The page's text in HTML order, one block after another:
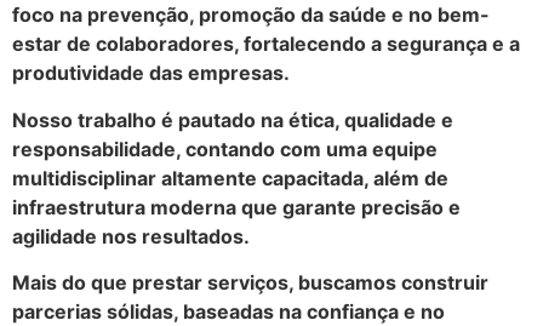
foco na prevenção, promoção da saúde e no bem-
estar de colaboradores, fortalecendo a segurança e a
produtividade das empresas.
Nosso trabalho é pautado na ética, qualidade e
responsabilidade, contando com uma equipe
multidisciplinar altamente capacitada, além de
infraestrutura moderna que garante precisão e
agilidade nos resultados.
Mais do que prestar serviços, buscamos construir
parcerias sólidas, baseadas na confiança e no